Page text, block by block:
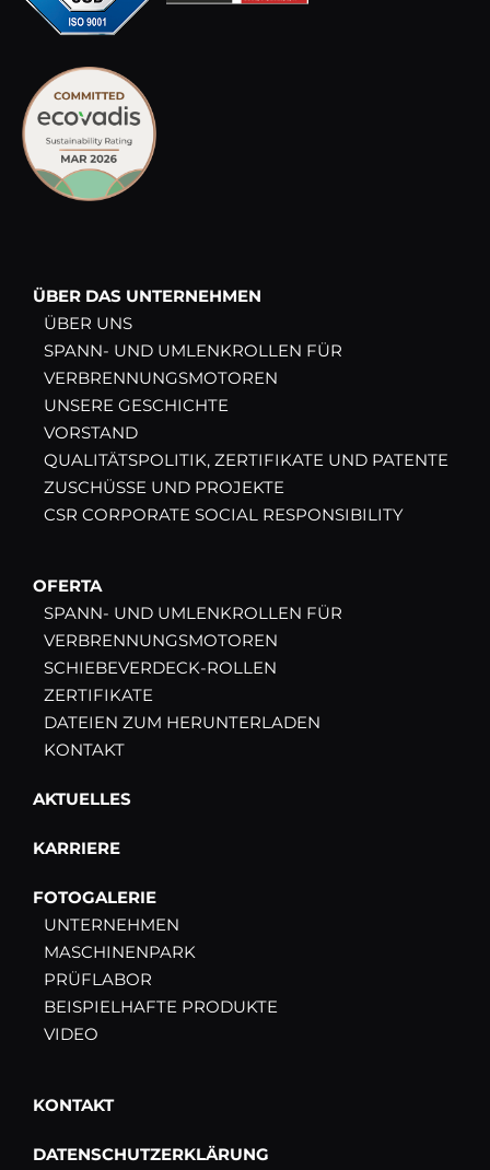
ÜBER DAS UNTERNEHMEN
ÜBER UNS
SPANN- UND UMLENKROLLEN FÜR
VERBRENNUNGSMOTOREN
UNSERE GESCHICHTE
VORSTAND
QUALITÄTSPOLITIK, ZERTIFIKATE UND PATENTE
ZUSCHÜSSE UND PROJEKTE
CSR CORPORATE SOCIAL RESPONSIBILITY
OFERTA
SPANN- UND UMLENKROLLEN FÜR
VERBRENNUNGSMOTOREN
SCHIEBEVERDECK-ROLLEN
ZERTIFIKATE
DATEIEN ZUM HERUNTERLADEN
KONTAKT
AKTUELLES
KARRIERE
FOTOGALERIE
UNTERNEHMEN
MASCHINENPARK
PRÜFLABOR
BEISPIELHAFTE PRODUKTE
VIDEO
KONTAKT
DATENSCHUTZERKLÄRUNG